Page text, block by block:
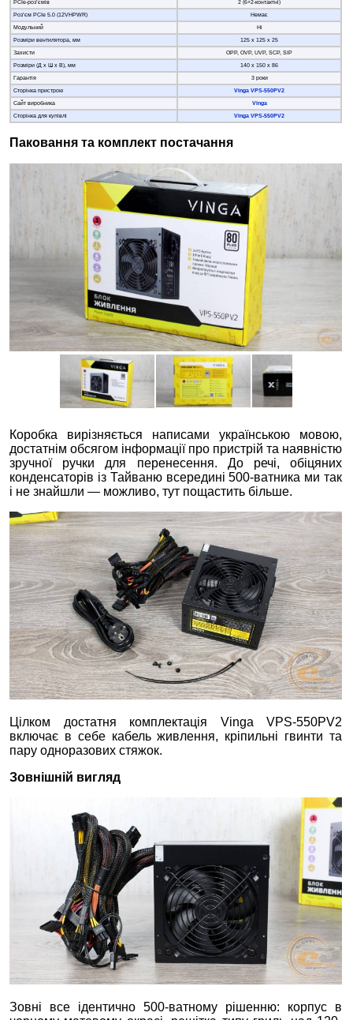
PCIe-роз’ємів
2 (6+2-контактні)
Роз’єм PCIe 5.0 (12VHPWR)
Немає
Модульний
Ні
Розміри вентилятора, мм
125 х 125 х 25
Захисти
OPP, OVP, UVP, SCP, SIP
Розміри (Д х Ш х В), мм
140 х 150 х 86
Гарантія
3 роки
Сторінка пристрою
Vinga VPS-550PV2
Сайт виробника
Vinga
Сторінка для купівлі
Vinga VPS-550PV2
Паковання та комплект постачання
Коробка вирізняється написами українською мовою,
достатнім обсягом інформації про пристрій та наявністю
зручної ручки для перенесення. До речі, обіцяних
конденсаторів із Тайваню всередині 500-ватника ми так
і не знайшли — можливо, тут пощастить більше.
Цілком достатня комплектація Vinga VPS-550PV2
включає в себе кабель живлення, кріпильні гвинти та
пару одноразових стяжок.
Зовнішній вигляд
Зовні все ідентично 500-ватному рішенню: корпус в